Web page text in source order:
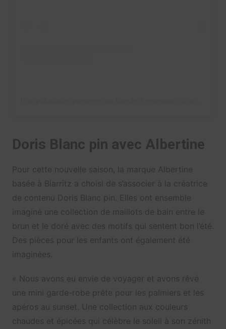
Doris Blanc pin avec Albertine
Pour cette nouvelle saison, la marque Albertine
basée à Biarritz a choisi de s’associer à la créatrice
de contenu Doris Blanc pin. Elles ont ensemble
imaginé une collection de maillots de bain entre le
brun et le doré avec des motifs qui sentent bon l’été.
Des pièces pour les enfants ont également été
imaginées.
« Nous avons eu envie de voyager et avons rêvé
une mini garde-robe prête pour les palmiers et les
apéros au sunset. Une collection aux couleurs
chaudes et épicées qui célèbre le soleil à son zénith